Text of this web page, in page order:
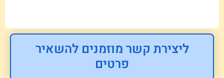
ליצירת קשר מוזמנים להשאיר
פרטים